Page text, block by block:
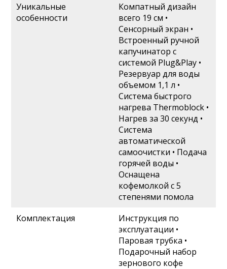
Уникальные
особенности
Компатный дизайн
всего 19 см •
Сенсорный экран •
Встроенный ручной
капучинатор с
системой Plug&Play •
Резервуар для воды
объемом 1,1 л •
Система быстрого
нагрева Thermoblock •
Нагрев за 30 секунд •
Система
автоматической
самоочистки • Подача
горячей воды •
Оснащена
кофемолкой с 5
степенями помола
Комплектация
Инструкция по
эксплуатации •
Паровая трубка •
Подарочный набор
зернового кофе